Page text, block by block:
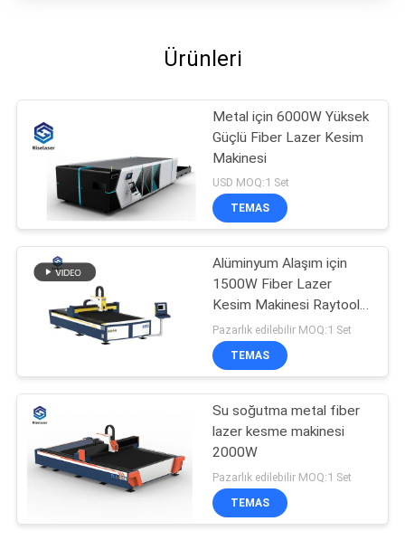
Ürünleri
Metal için 6000W Yüksek
Güçlü Fiber Lazer Kesim
Makinesi
USD MOQ:1 Set
TEMAS
Alüminyum Alaşım için
1500W Fiber Lazer
Kesim Makinesi Raytools
Cuthead
Pazarlık edilebilir MOQ:1 Set
TEMAS
Su soğutma metal fiber
lazer kesme makinesi
2000W
Pazarlık edilebilir MOQ:1 Set
TEMAS